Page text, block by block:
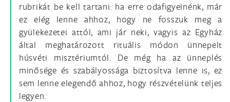
rubrikát be kell tartani: ha erre odafigyelnénk, már
ez elég lenne ahhoz, hogy ne fosszuk meg a
gyülekezetei attól, ami jár neki, vagyis az Egyház
által meghatározott rituális módon ünnepelt
húsvéti misztériumtól. De még ha az ünneplés
minősége és szabályossága biztosítva lenne is, ez
sem lenne elegendő ahhoz, hogy részvételünk teljes
legyen.